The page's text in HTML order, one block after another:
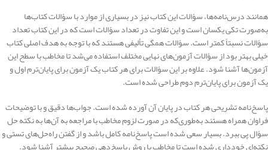
همانند درس‌نامه‌ها، سؤالات این کتاب نیز در بسیاری از موارد با سؤالات کتاب‌ها
به‌صورت تکی یکسان است و این تفاوت در تعداد سؤالات است که در این کتاب تعداد
سؤالات نسبتاً کمتر است. سؤالات همگی تألیفی هستند که با توجه به هدف اصلی کتاب
خیلی بهتر بود از سؤالات آزمون‌های نهایی مختلف استفاده می‌شد تا مخاطب با سطح این
آزمون‌ها آشنا شود. علاوه بر این سؤالات برای هر کتاب یک آزمون برای پایان‌ترم اول و
یک آزمون برای پایان‌ترم دوم طراحی‌ شده است.
پاسخ‌نامه تشریحی هر کتاب در پایان آن آورده شده است. جواب‌ها دقیق و با توضیحات
فراوان همراه هستند به‌طوری‌که در صورت لزوم مخاطب با مراجعه به آن‌ها به نکته حل
سؤال پی ببرد. بسیار سعی شده است پاسخ‌نامه کامل باشد و از گفتن راه‌حل‌های تستی و
نکته‌ای خودداری شده است تا مخاطب با روش پاسخ‌دهی صحیح بیشتر آشنا شود.